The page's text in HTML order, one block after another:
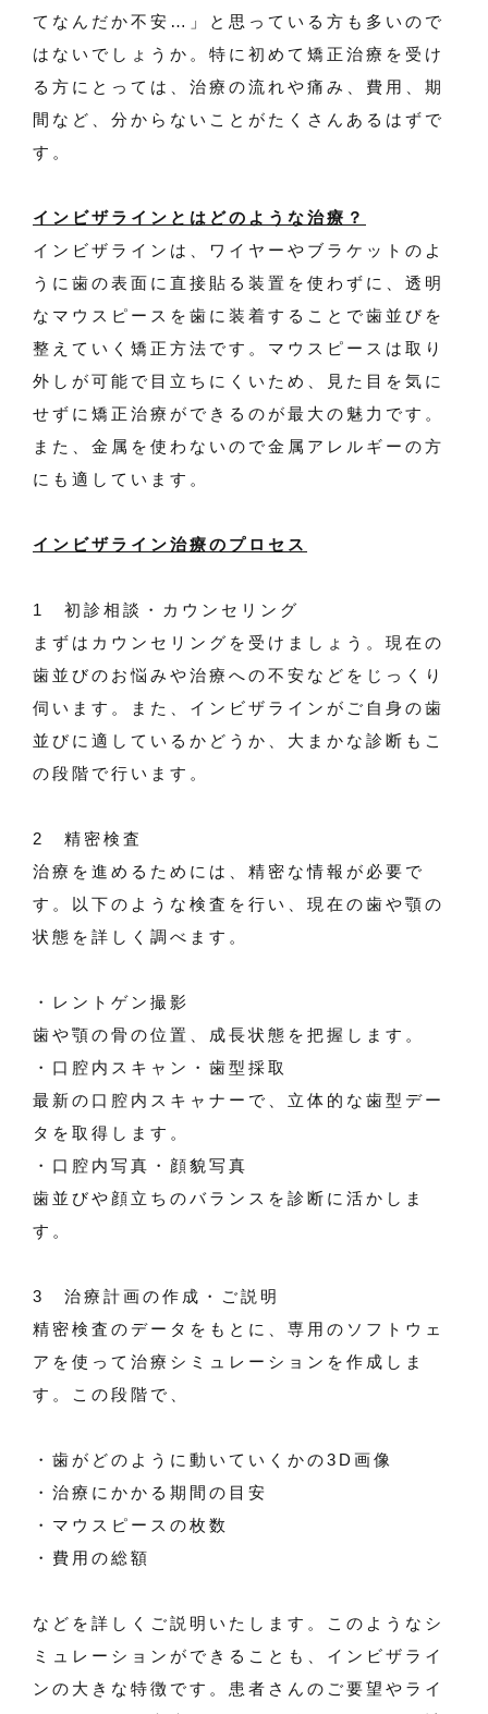
てなんだか不安…」と思っている方も多いので
はないでしょうか。特に初めて矯正治療を受け
る方にとっては、治療の流れや痛み、費用、期
間など、分からないことがたくさんあるはずで
す。
インビザラインとはどのような治療？
インビザラインは、ワイヤーやブラケットのよ
うに歯の表面に直接貼る装置を使わずに、透明
なマウスピースを歯に装着することで歯並びを
整えていく矯正方法です。マウスピースは取り
外しが可能で目立ちにくいため、見た目を気に
せずに矯正治療ができるのが最大の魅力です。
また、金属を使わないので金属アレルギーの方
にも適しています。
インビザライン治療のプロセス
1 初診相談・カウンセリング
まずはカウンセリングを受けましょう。現在の
歯並びのお悩みや治療への不安などをじっくり
伺います。また、インビザラインがご自身の歯
並びに適しているかどうか、大まかな診断もこ
の段階で行います。
2 精密検査
治療を進めるためには、精密な情報が必要で
す。以下のような検査を行い、現在の歯や顎の
状態を詳しく調べます。
・レントゲン撮影
歯や顎の骨の位置、成長状態を把握します。
・口腔内スキャン・歯型採取
最新の口腔内スキャナーで、立体的な歯型デー
タを取得します。
・口腔内写真・顔貌写真
歯並びや顔立ちのバランスを診断に活かしま
す。
3 治療計画の作成・ご説明
精密検査のデータをもとに、専用のソフトウェ
アを使って治療シミュレーションを作成しま
す。この段階で、
・歯がどのように動いていくかの3D画像
・治療にかかる期間の目安
・マウスピースの枚数
・費用の総額
などを詳しくご説明いたします。このようなシ
ミュレーションができることも、インビザライ
ンの大きな特徴です。患者さんのご要望やライ